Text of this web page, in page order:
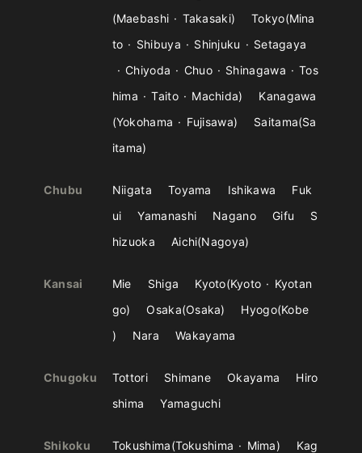
Maebashi
Takasaki Tokyo Mina
to
Shibuya Shinjuku
Setagaya
Chiyoda
Chuo Shinagawa
Tos
hima
Taito Machida
Kanagawa
Yokohama
Fujisawa Saitama Sa
itama
Chubu Niigata Toyama Ishikawa
Fuk
ui
Yamanashi Nagano Gifu
S
hizuoka
Aichi Nagoya
Kansai Mie Shiga Kyoto Kyoto
Kyotan
go
Osaka Osaka Hyogo Kobe
Nara
Wakayama
Chugoku Tottori Shimane Okayama
Hiro
shima
Yamaguchi
Shikoku Tokushima Tokushima Mima
Kag